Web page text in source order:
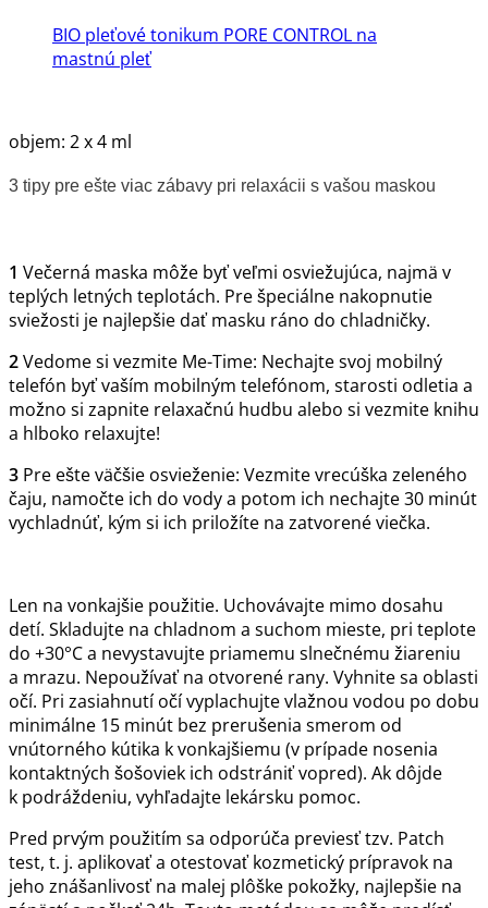
BIO pleťové tonikum PORE CONTROL na
mastnú pleť
objem: 2 x 4 ml
3 tipy pre ešte viac zábavy pri relaxácii s vašou maskou
1 Večerná maska ​​môže byť veľmi osviežujúca, najmä v
teplých letných teplotách. Pre špeciálne nakopnutie
sviežosti je najlepšie dať masku ráno do chladničky.
2Vedome si vezmite Me-Time: Nechajte svoj mobilný
telefón byť vaším mobilným telefónom, starosti odletia a
možno si zapnite relaxačnú hudbu alebo si vezmite knihu
a hlboko relaxujte!
3 Pre ešte väčšie osvieženie: Vezmite vrecúška zeleného
čaju, namočte ich do vody a potom ich nechajte 30 minút
vychladnúť, kým si ich priložíte na zatvorené viečka.
Len na vonkajšie použitie. Uchovávajte mimo dosahu
detí. Skladujte na chladnom a suchom mieste, pri teplote
do +30°C a nevystavujte priamemu slnečnému žiareniu
a mrazu. Nepoužívať na otvorené rany. Vyhnite sa oblasti
očí. Pri zasiahnutí očí vyplachujte vlažnou vodou po dobu
minimálne 15 minút bez prerušenia smerom od
vnútorného kútika k vonkajšiemu (v prípade nosenia
kontaktných šošoviek ich odstrániť vopred). Ak dôjde
k podráždeniu, vyhľadajte lekársku pomoc.
Pred prvým použitím sa odporúča previesť tzv. Patch
test, t. j. aplikovať a otestovať kozmetický prípravok na
jeho znášanlivosť na malej plôške pokožky, najlepšie na